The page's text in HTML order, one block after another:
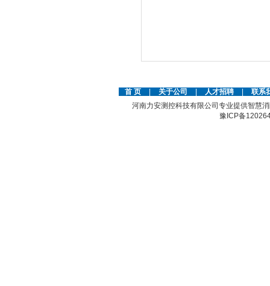
首 页 关于公司 人才招聘
联系
河南力安测控科技有限公司专业提供智慧
豫ICP备